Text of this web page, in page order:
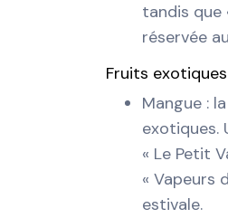
tandis que
réservée
Fruits
Mangue :
exotiques.
« Le Petit
« Vapeurs
estivale.